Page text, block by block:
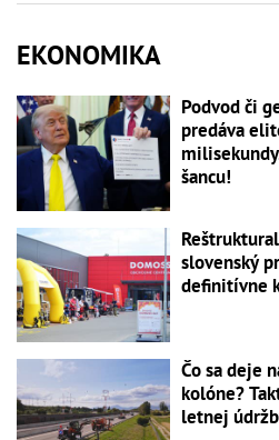
EKONOMIKA
Podvod či
predáva
šancu!
slovenský
definitívne
Čo sa deje
kolóne?
letnej